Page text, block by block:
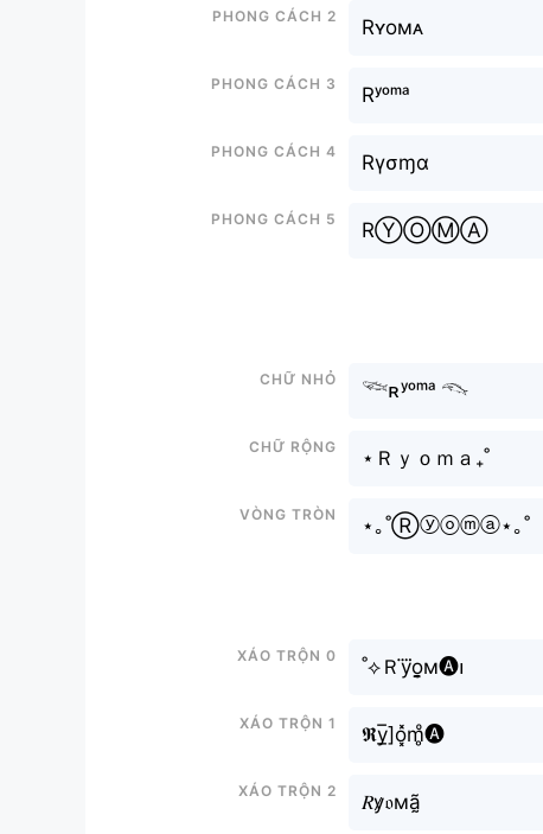
Phong cách 2
Rʏoмᴀ
Phong cách 3
Rʸᵒᵐᵃ
Phong cách 4
Rγσɱα
Phong cách 5
RⓎⓄⓂⒶ
Chữ nhỏ
𓆝ʀʸᵒᵐᵃ 𓆞
Chữ rộng
⋆Ｒｙｏｍａ₊˚
Vòng tròn
⋆｡˚Ⓡⓨⓞⓜⓐ⋆｡˚
Xáo trộn 0
˚⟡Ｒy⃜o̬̤̯м🅐၊
Xáo trộn 1
𝕽y̲̅]o͓̽m̥ͦ🅐
Xáo trộn 2
𝑅y̷𝔬мã̰